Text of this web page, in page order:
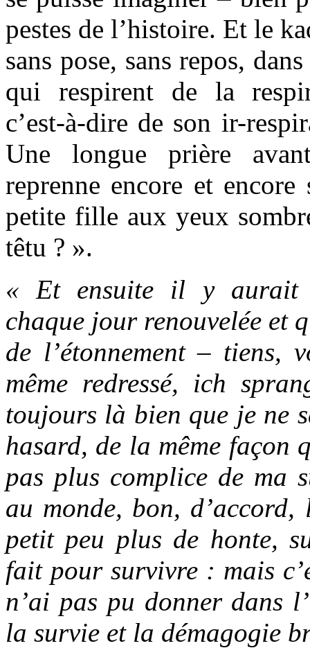
pestes de l’histoire. Et le
sans pose, sans repos,
qui respirent de la
c’est-à-dire de son ir-
Une longue prière
reprenne encore et
petite fille aux yeux
têtu ? ».
« Et ensuite il y aurait
chaque jour renouvelée et
de l’étonnement – tiens,
même redressé, ich
toujours là bien que je ne
hasard, de la même façon
pas plus complice de ma
au monde, bon,
petit peu plus de honte,
fait pour survivre : mais
n’ai pas pu donner dans
la survie et la démagogie